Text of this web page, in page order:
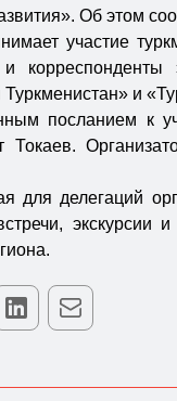
Об этом
участие
и
и
посланием к
Токаев.
делегаций
экскурсии и